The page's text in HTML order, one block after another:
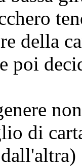
della
poi
di